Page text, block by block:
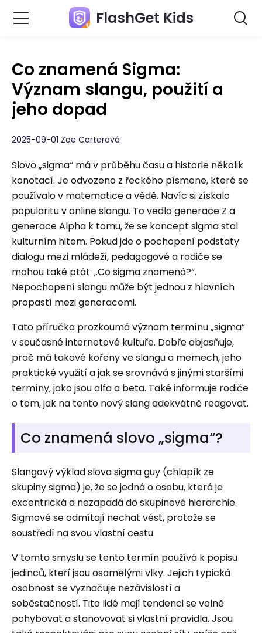
FlashGet Kids
Co znamená Sigma:
Význam slangu, použití a
jeho dopad
2025-09-01 Zoe Carterová
Slovo „sigma“ má v průběhu času a historie několik
konotací. Je odvozeno z řeckého písmene, které se
používalo v matematice a vědě. Navíc si získalo
popularitu v online slangu. To vedlo generace Z a
generace Alpha k tomu, že se koncept sigma stal
kulturním hitem. Pokud jde o pochopení podstaty
dialogu mezi mládeží, pedagogové a rodiče se
mohou také ptát: „Co sigma znamená?“.
Nepochopení slangu může být jednou z hlavních
propastí mezi generacemi.
Tato příručka prozkoumá význam termínu „sigma“
v současné internetové kultuře. Dobře objasňuje,
proč má takové kořeny ve slangu a memech, jeho
praktické využití a jak se srovnává s jinými staršími
termíny, jako jsou alfa a beta. Také informuje rodiče
o tom, jak na tento nový slang adekvátně reagovat.
Co znamená slovo „sigma“?
Slangový výklad slova sigma guy (chlapík ze
skupiny sigma) je, že se jedná o osobu, která je
excentrická a nezapadá do skupinové hierarchie.
Sigmové se odmítají nechat vést, protože se
soustředí na svou vlastní cestu.
V tomto smyslu se tento termín používá k popisu
jedinců, kteří jsou osamělými vlky. Jejich typická
osobnost se vyznačuje nezávislostí a
soběstačností. Tito lidé mají tendenci se volně
pohybovat a stanovovat si vlastní pravidla. Jsou